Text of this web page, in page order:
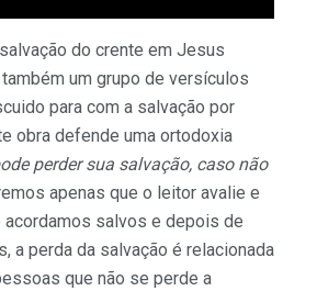
do crente em Jesus
um grupo de versículos
para com a salvação por
obra defende uma ortodoxia
perder sua salvação, caso não
apenas que o leitor avalie e
acordamos salvos e depois de
a perda da salvação é relacionada
que não se perde a